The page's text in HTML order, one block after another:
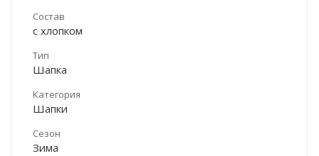
Состав
с хлопком
Тип
Шапка
Категория
Шапки
Сезон
Зима